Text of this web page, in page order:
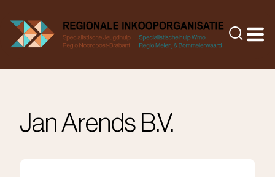
naar
inhoud
Jan Arends B.V.